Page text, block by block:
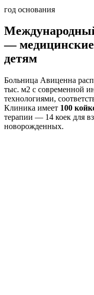
год основания
— медицинские
детям
Больница Авиценна
тыс. м2 с современной
технологиями,
Клиника имеет 100
терапии — 14 коек для
новорожденных.